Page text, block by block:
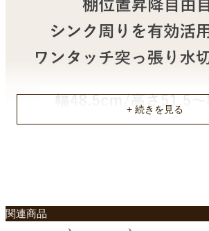
関連商品